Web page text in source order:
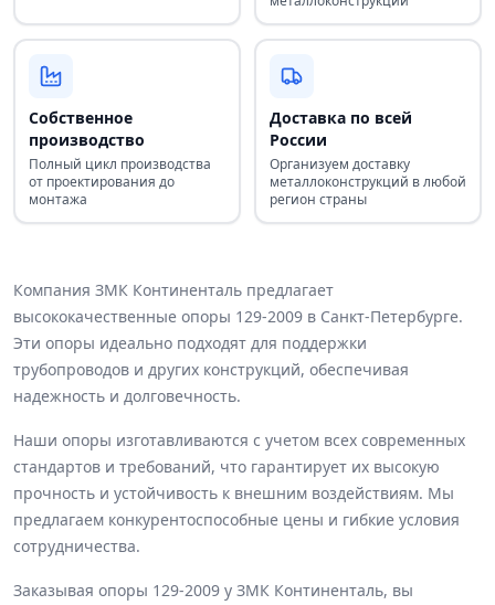
Собственное
производство
Полный цикл производства
от проектирования до
монтажа
Доставка по всей
России
Организуем доставку
металлоконструкций в любой
регион страны
Компания ЗМК Континенталь предлагает
высококачественные опоры 129-2009 в Санкт-Петербурге.
Эти опоры идеально подходят для поддержки
трубопроводов и других конструкций, обеспечивая
надежность и долговечность.
Наши опоры изготавливаются с учетом всех современных
стандартов и требований, что гарантирует их высокую
прочность и устойчивость к внешним воздействиям. Мы
предлагаем конкурентоспособные цены и гибкие условия
сотрудничества.
Заказывая опоры 129-2009 у ЗМК Континенталь, вы